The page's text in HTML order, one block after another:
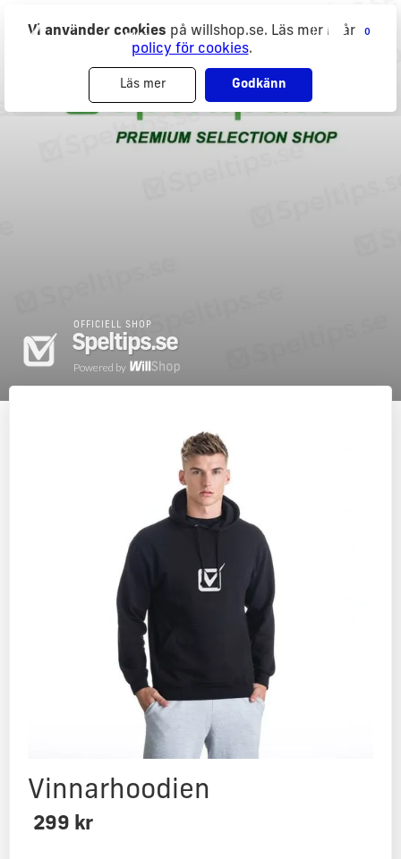
Vi använder cookies på willshop.se. Läs mer i vår
policy för cookies.
Läs mer Godkänn
Speltips.se
Powered by
0
OFFICIELL SHOP
Speltips.se
Powered by
Vinnarhoodien
299 kr